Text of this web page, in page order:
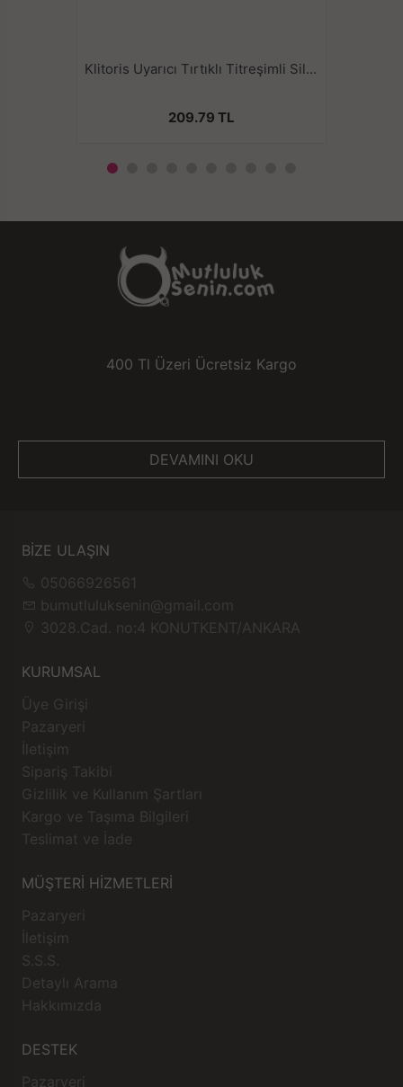
Klitoris Uyarıcı Tırtıklı Titreşimli Silikon Penis Halkası
209.79 TL
400 Tl Üzeri Ücretsiz Kargo
DEVAMINI OKU
BİZE ULAŞIN
05066926561
bumutluluksenin@gmail.com
3028.Cad. no:4 KONUTKENT/ANKARA
KURUMSAL
Üye Girişi
Pazaryeri
İletişim
Sipariş Takibi
Gizlilik ve Kullanım Şartları
Kargo ve Taşıma Bilgileri
Teslimat ve İade
MÜŞTERİ HİZMETLERİ
Pazaryeri
İletişim
S.S.S.
Detaylı Arama
Hakkımızda
DESTEK
Pazaryeri